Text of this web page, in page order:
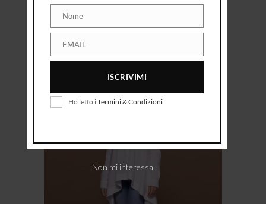
Nome
Nome
EMAIL
EMAIL
ISCRIVIMI
Ho letto iTermini & Condizioni
Non mi interessa